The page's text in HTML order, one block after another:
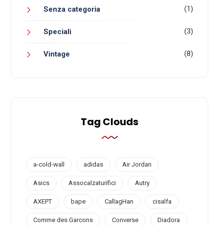
Senza categoria (1)
Speciali (3)
Vintage (8)
Tag Clouds
a-cold-wall adidas Air Jordan
Asics Assocalzaturifici Autry
AXEPT bape CallagHan cisalfa
Comme des Garcons Converse Diadora